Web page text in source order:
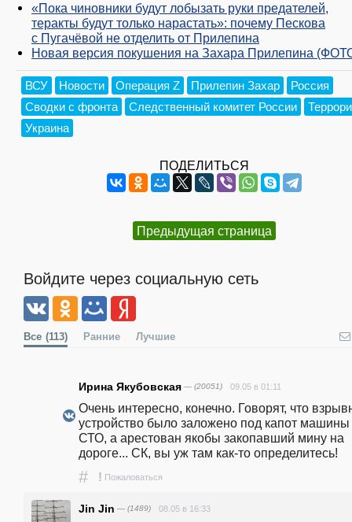
«Пока чиновники будут лобызать руки предателей,
теракты будут только нарастать»: почему Пескова
с Пугачёвой не отделить от Прилепина
Новая версия покушения на Захара Прилепина
ВСУ Новости Операция Z Прилепин Захар
Россия
Сводки с фронта
Следственный комитет России
Украина
ПОДЕЛИТЬСЯ
Предыдущая страница
Войдите через социальную сеть
Все (113) Ранние Лучшие
Ирина Якубовская — (20051) 09.05 в 01:11
Очень интересно, конечно. Говорят, что
устройство было заложено под капот машины
СТО, а арестован якобы закопавший мину на
дороге... СК, вы уж там как-то определитесь!
# ! Пожаловаться
Jin Jin — (1489) 08.05 в 16:33